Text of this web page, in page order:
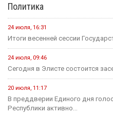
Политика
24 июля, 16:31
Итоги весенней сессии
24 июля, 09:46
Сегодня в Элисте состоится
20 июля, 11:17
В преддверии Единого дня
Республики активно...